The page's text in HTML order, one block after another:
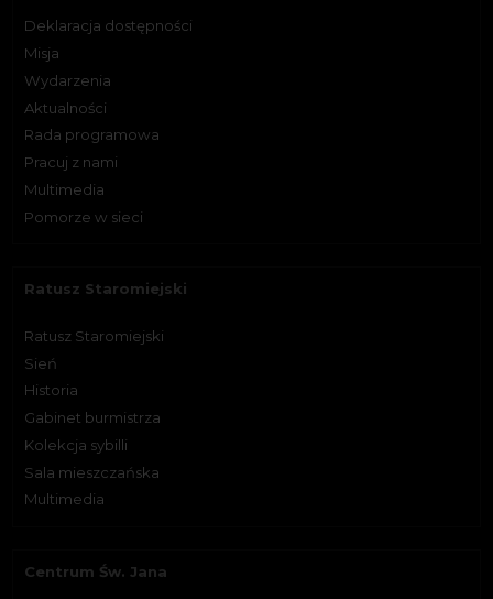
Deklaracja dostępności
Misja
Wydarzenia
Aktualności
Rada programowa
Pracuj z nami
Multimedia
Pomorze w sieci
Ratusz Staromiejski
Ratusz Staromiejski
Sień
Historia
Gabinet burmistrza
Kolekcja sybilli
Sala mieszczańska
Multimedia
Centrum Św. Jana